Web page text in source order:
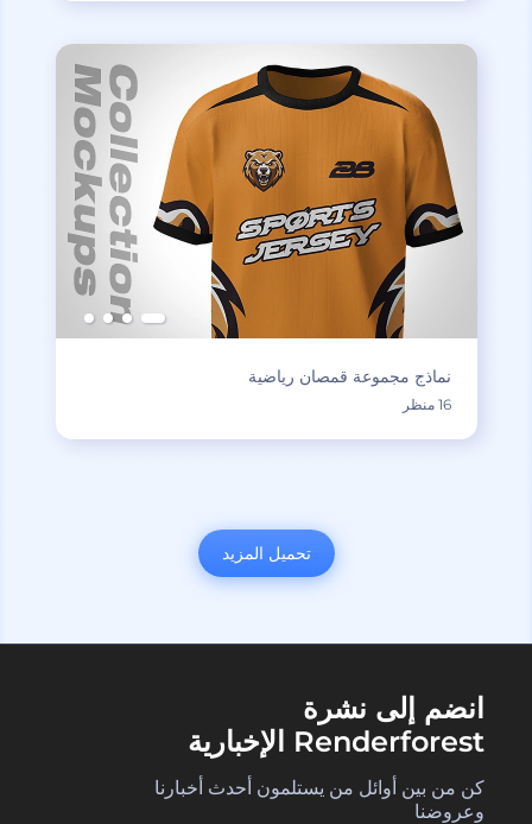
نماذج مجموعة قمصان رياضية
16 منظر
تحميل المزيد
انضم إلى نشرة
Renderforest الإخبارية
كن من بين أوائل من يستلمون أحدث أخبارنا
وعروضنا